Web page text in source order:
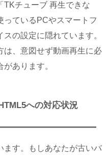
TKチューブ 再生できな
っているPCやスマートフ
の設定に隠れています。
は、意図せず動画再生に必
あります。
への対応状況
ます。もしあなたが古いバ